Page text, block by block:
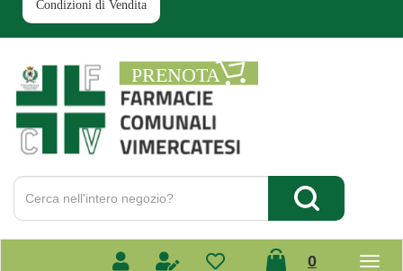
Condizioni di Vendita
Farmacia
Comunale
Cerca
Prodotto
Cerca Prodotto
0prodotti